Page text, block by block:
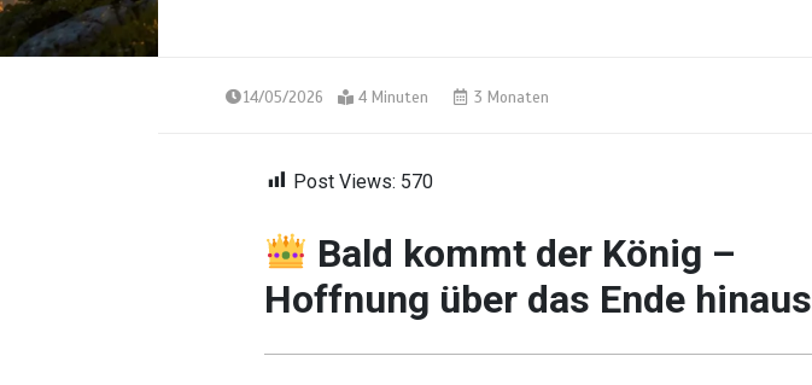
14/05/2026 4 Minuten 3 Monaten
Post Views: 570
Bald kommt der König –
Hoffnung über das Ende hinaus